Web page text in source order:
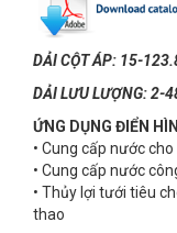
DẢI CỘT ÁP: 15-
DẢI LƯU LƯỢNG: 2-
ỨNG DỤNG ĐIỂN
• Cung cấp nước
• Cung cấp nước
• Thủy lợi tưới tiêu
thao